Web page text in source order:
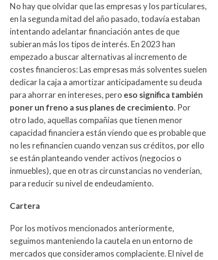
No hay que olvidar que las empresas y los particulares,
en la segunda mitad del año pasado, todavía estaban
intentando adelantar financiación antes de que
subieran más los tipos de interés. En 2023 han
empezado a buscar alternativas al incremento de
costes financieros: Las empresas más solventes suelen
dedicar la caja a amortizar anticipadamente su deuda
para ahorrar en intereses, pero eso significa también
poner un freno a sus planes de crecimiento. Por
otro lado, aquellas compañías que tienen menor
capacidad financiera están viendo que es probable que
no les refinancien cuando venzan sus créditos, por ello
se están planteando vender activos (negocios o
inmuebles), que en otras circunstancias no venderían,
para reducir su nivel de endeudamiento.
Cartera
Por los motivos mencionados anteriormente,
seguimos manteniendo la cautela en un entorno de
mercados que consideramos complaciente. El nivel de